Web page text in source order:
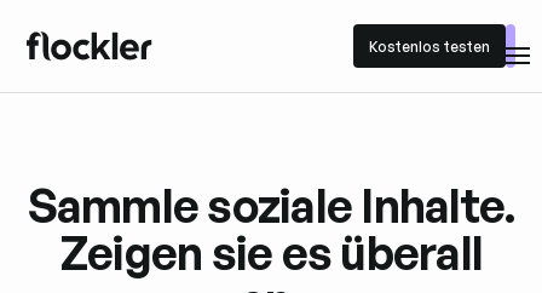
Kostenlos testen
Kostenlos testen
Sammle soziale Inhalte.
Zeigen sie es überall